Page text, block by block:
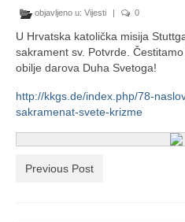
Jubilej HIP-a
Ljetna škola
objavljeno u: Vijesti | 0
U Hrvatska katolička misija
sakrament sv. Potvrde.
obilje darova Duha Svetoga!
http://kkgs.de/index.php/78-
sakramenat-svete-krizme
Previous Post